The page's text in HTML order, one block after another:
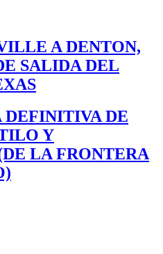
A DENTON,
SALIDA DEL
DEFINITIVA DE
Y
LA FRONTERA